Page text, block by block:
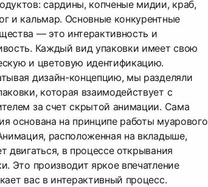
сардины, копченые мидии, краб,
и кальмар. Основные конкурентные
— это интерактивность и
Каждый вид упаковки имеет свою
и цветовую идентификацию.
дизайн-концепцию, мы разделяли
которая взаимодействует с
за счет скрытой анимации. Сама
основана на принципе работы муарового
расположенная на вкладыше,
двигаться, в процессе открывания
Это производит яркое впечатление
вас в интерактивный процесс.